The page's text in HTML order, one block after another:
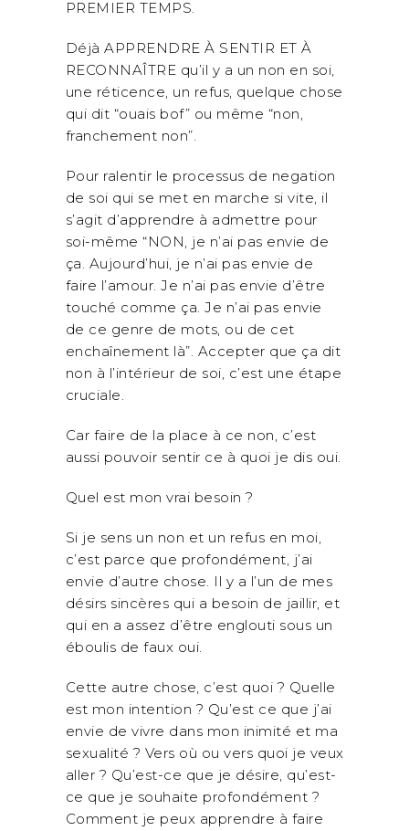
PREMIER TEMPS.
Déjà APPRENDRE À SENTIR ET À
RECONNAÎTRE qu’il y a un non en soi,
une réticence, un refus, quelque chose
qui dit “ouais bof” ou même “non,
franchement non”.
Pour ralentir le processus de negation
de soi qui se met en marche si vite, il
s’agit d’apprendre à admettre pour
soi-même “NON, je n’ai pas envie de
ça. Aujourd’hui, je n’ai pas envie de
faire l’amour. Je n’ai pas envie d’être
touché comme ça. Je n’ai pas envie
de ce genre de mots, ou de cet
enchaînement là”. Accepter que ça dit
non à l’intérieur de soi, c’est une étape
cruciale.
Car faire de la place à ce non, c’est
aussi pouvoir sentir ce à quoi je dis oui.
Quel est mon vrai besoin ?
Si je sens un non et un refus en moi,
c’est parce que profondément, j’ai
envie d’autre chose. Il y a l’un de mes
désirs sincères qui a besoin de jaillir, et
qui en a assez d’être englouti sous un
éboulis de faux oui.
Cette autre chose, c’est quoi ? Quelle
est mon intention ? Qu’est ce que j’ai
envie de vivre dans mon inimité et ma
sexualité ? Vers où ou vers quoi je veux
aller ? Qu’est-ce que je désire, qu’est-
ce que je souhaite profondément ?
Comment je peux apprendre à faire